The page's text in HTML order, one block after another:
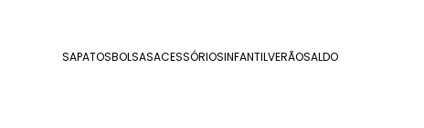
SAPATOSBOLSASACESSÓRIOSINFANTILVERÃOSALDO